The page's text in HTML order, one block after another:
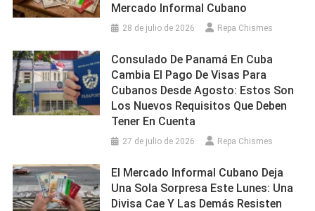
Mercado Informal Cubano
28 de julio de 2026 Repa Chismes
Consulado De Panamá En Cuba
Cambia El Pago De Visas Para
Cubanos Desde Agosto: Estos Son
Los Nuevos Requisitos Que Deben
Tener En Cuenta
27 de julio de 2026 Repa Chismes
El Mercado Informal Cubano Deja
Una Sola Sorpresa Este Lunes: Una
Divisa Cae Y Las Demás Resisten